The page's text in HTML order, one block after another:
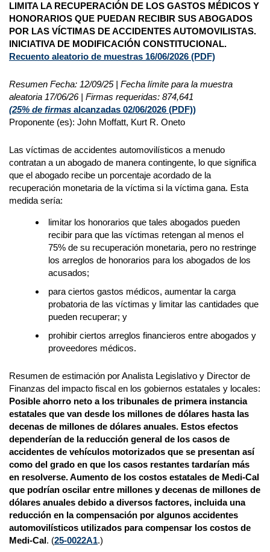
LIMITA LA RECUPERACIÓN DE LOS GASTOS MÉDICOS Y
HONORARIOS QUE PUEDAN RECIBIR SUS ABOGADOS
POR LAS VÍCTIMAS DE ACCIDENTES AUTOMOVILISTAS.
INICIATIVA DE MODIFICACIÓN CONSTITUCIONAL.
Recuento aleatorio de muestras 16/06/2026 (PDF)
Resumen Fecha: 12/09/25 | Fecha límite para la muestra
aleatoria 17/06/26 | Firmas requeridas: 874,641
(25% de firmas alcanzadas 02/06/2026 (PDF))
Proponente (es): John Moffatt, Kurt R. Oneto
Las víctimas de accidentes automovilísticos a menudo
contratan a un abogado de manera contingente, lo que significa
que el abogado recibe un porcentaje acordado de la
recuperación monetaria de la víctima si la víctima gana. Esta
medida sería:
limitar los honorarios que tales abogados pueden
recibir para que las víctimas retengan al menos el
75% de su recuperación monetaria, pero no restringe
los arreglos de honorarios para los abogados de los
acusados;
para ciertos gastos médicos, aumentar la carga
probatoria de las víctimas y limitar las cantidades que
pueden recuperar; y
prohibir ciertos arreglos financieros entre abogados y
proveedores médicos.
Resumen de estimación por Analista Legislativo y Director de
Finanzas del impacto fiscal en los gobiernos estatales y locales:
Posible ahorro neto a los tribunales de primera instancia
estatales que van desde los millones de dólares hasta las
decenas de millones de dólares anuales. Estos efectos
dependerían de la reducción general de los casos de
accidentes de vehículos motorizados que se presentan así
como del grado en que los casos restantes tardarían más
en resolverse. Aumento de los costos estatales de Medi-Cal
que podrían oscilar entre millones y decenas de millones de
dólares anuales debido a diversos factores, incluida una
reducción en la compensación por algunos accidentes
automovilísticos utilizados para compensar los costos de
Medi-Cal. (25-0022A1.)